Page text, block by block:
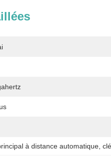
à distance automatique ,